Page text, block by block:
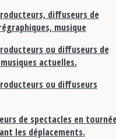
diffuseurs de
musique
ou diffuseurs de
actuelles.
ou diffuseurs
de spectacles en
les déplacements.